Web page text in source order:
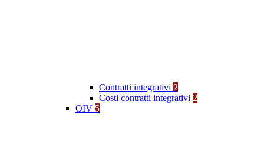
Contratti integrativi 2
Costi contratti integrativi 2
OIV 5